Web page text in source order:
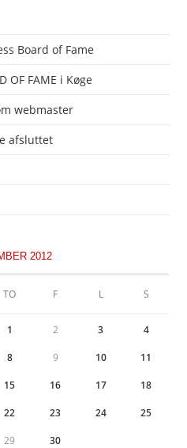
Board of Fame
OF FAME i Køge
webmaster
afsluttet
2012
TO F L S
1 2 3 4
8 9 10 11
15 16 17 18
22 23 24 25
29 30